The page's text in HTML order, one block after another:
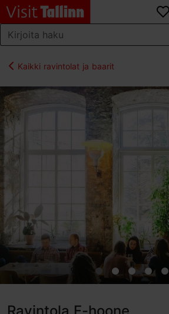
Kaikki ravintolat ja baarit